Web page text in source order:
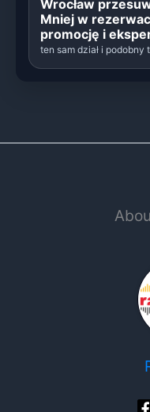
Wrocław
Mniej w
promocję i
ten sam dział i podobny